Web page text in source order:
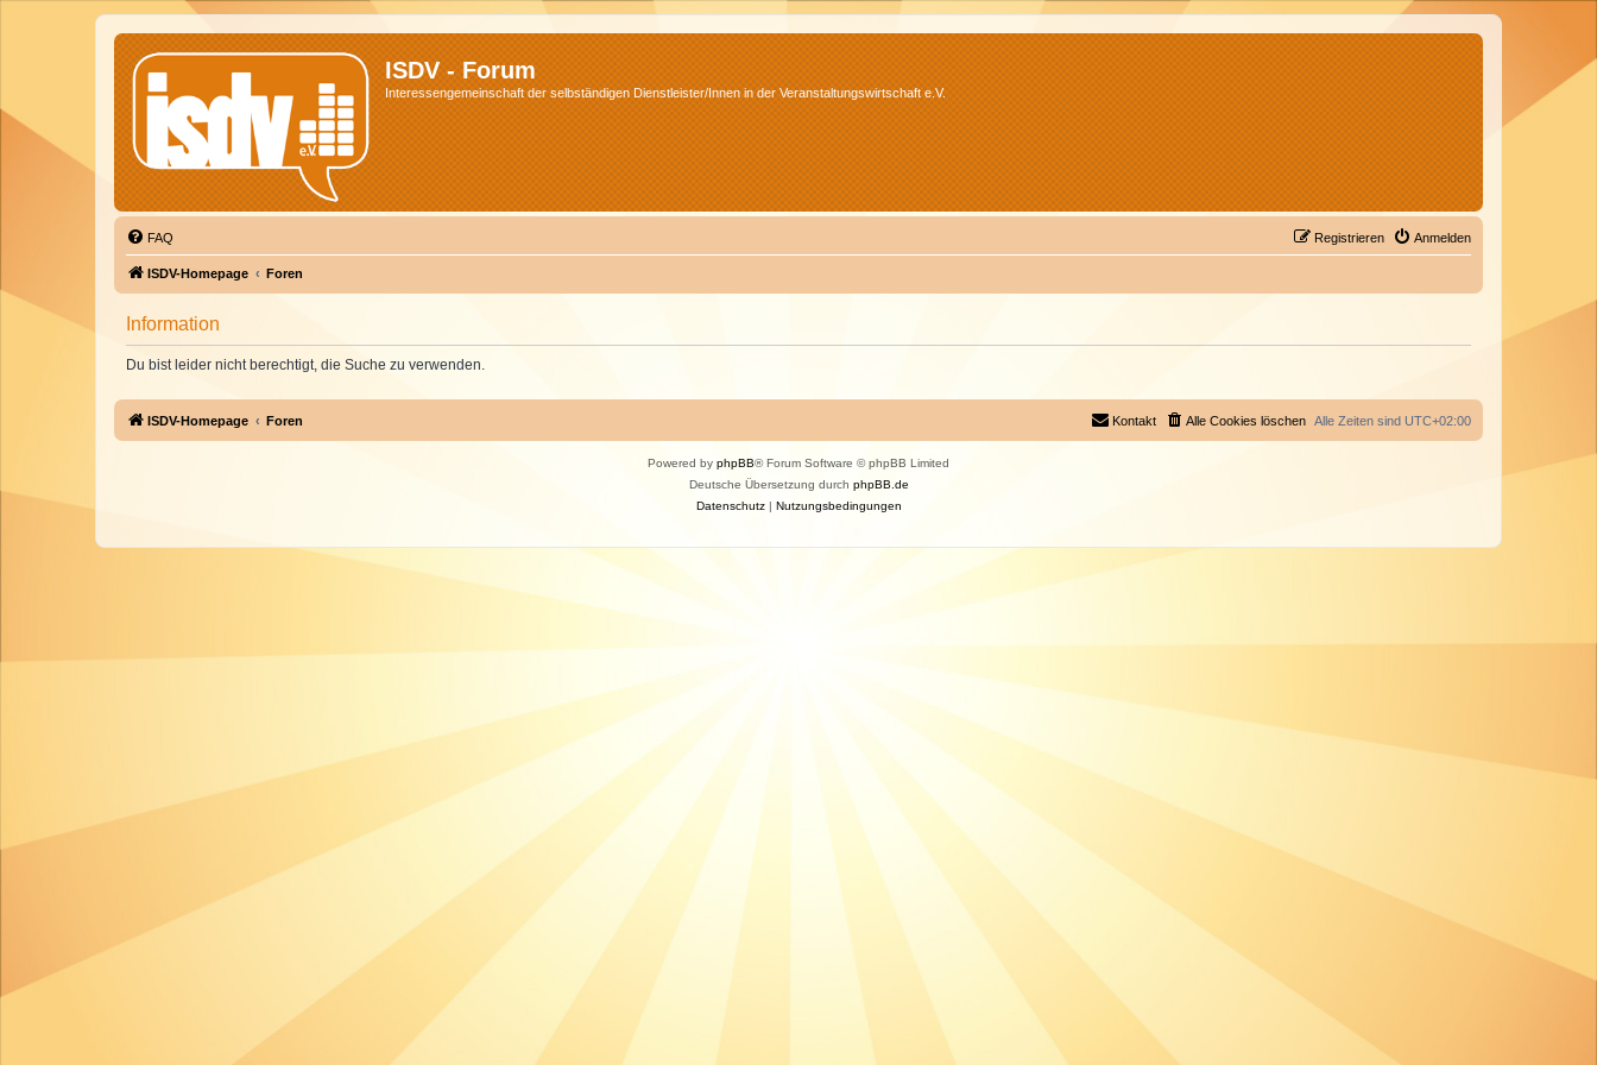
ISDV - Forum
Interessengemeinschaft der selbständigen Dienstleister/Innen in der Veranstaltungswirtschaft e.V.
FAQ Anmelden
Registrieren
ISDV-Homepage Foren
Information
Du bist leider nicht berechtigt, die Suche zu verwenden.
ISDV-Homepage Foren Alle Zeiten sind UTC+02:00
Alle Cookies löschen
Kontakt
Powered by phpBB® Forum Software © phpBB Limited
Deutsche Übersetzung durch phpBB.de
Datenschutz| Nutzungsbedingungen